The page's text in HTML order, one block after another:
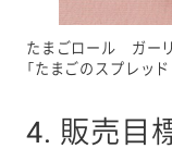
たまごロール ガー
「たまごのスプレッ
4. 販売目標